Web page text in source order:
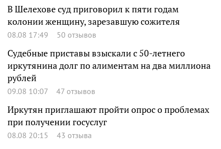
В Шелехове суд приговорил к пяти годам
колонии женщину, зарезавшую сожителя
08.08 17:49 50 отзывов
Судебные приставы взыскали с 50-летнего
иркутянина долг по алиментам на два миллиона
рублей
09.08 10:07 47 отзывов
Иркутян приглашают пройти опрос о проблемах
при получении госуслуг
08.08 20:15 43 отзыва